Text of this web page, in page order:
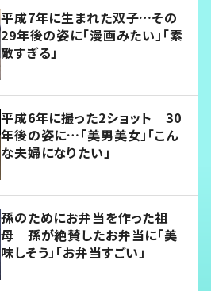
平成7年に生まれた双子…その
29年後の姿に「漫画みたい」「素
敵すぎる」
平成6年に撮った2ショット 30
年後の姿に…「美男美女」「こん
な夫婦になりたい」
孫のためにお弁当を作った祖
母 孫が絶賛したお弁当に「美
味しそう」「お弁当すごい」